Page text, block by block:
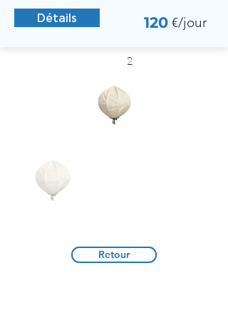
Détails
120 €/jour
2
Retour